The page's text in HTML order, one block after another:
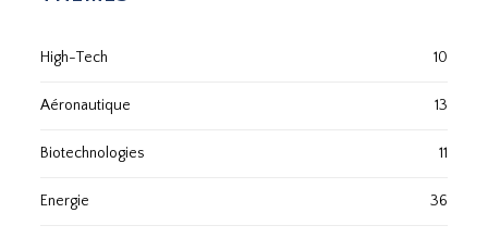
High-Tech 10
Aéronautique 13
Biotechnologies 11
Energie 36